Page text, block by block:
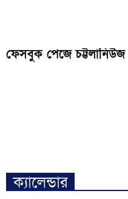
ফেসবুক পেজে চট্টলানিউজ
ক্যালেন্ডার